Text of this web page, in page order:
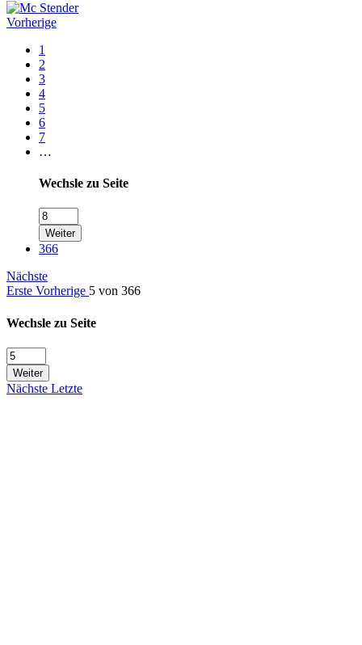
Vorherige
1
2
3
4
5
6
7
…
Wechsle zu Seite
Weiter
366
Nächste
Erste Vorherige 5 von 366
Wechsle zu Seite
Weiter
Nächste Letzte